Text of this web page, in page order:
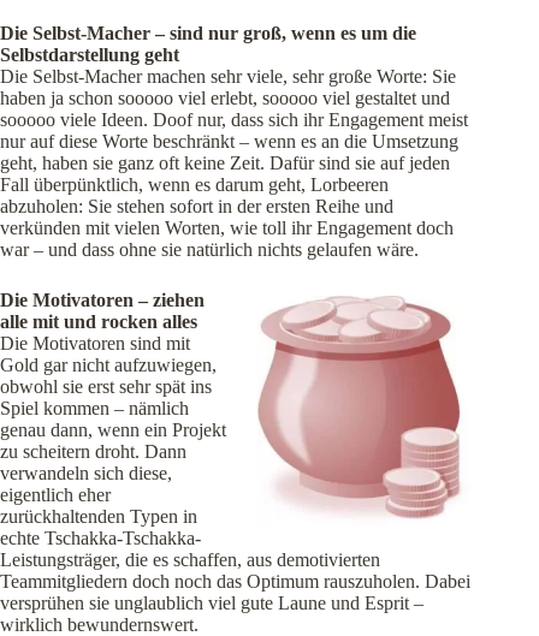
Die Selbst-Macher – sind nur groß, wenn es um die
Selbstdarstellung geht
Die Selbst-Macher machen sehr viele, sehr große Worte: Sie
haben ja schon sooooo viel erlebt, sooooo viel gestaltet und
sooooo viele Ideen. Doof nur, dass sich ihr Engagement meist
nur auf diese Worte beschränkt – wenn es an die Umsetzung
geht, haben sie ganz oft keine Zeit. Dafür sind sie auf jeden
Fall überpünktlich, wenn es darum geht, Lorbeeren
abzuholen: Sie stehen sofort in der ersten Reihe und
verkünden mit vielen Worten, wie toll ihr Engagement doch
war – und dass ohne sie natürlich nichts gelaufen wäre.
Die Motivatoren – ziehen
alle mit und rocken alles
Die Motivatoren sind mit
Gold gar nicht aufzuwiegen,
obwohl sie erst sehr spät ins
Spiel kommen – nämlich
genau dann, wenn ein Projekt
zu scheitern droht. Dann
verwandeln sich diese,
eigentlich eher
zurückhaltenden Typen in
echte Tschakka-Tschakka-
Leistungsträger, die es schaffen, aus demotivierten
Teammitgliedern doch noch das Optimum rauszuholen. Dabei
versprühen sie unglaublich viel gute Laune und Esprit –
wirklich bewundernswert.